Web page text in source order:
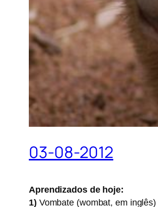
03-08-2012
Aprendizados de hoje:
1) Vombate (wombat, em inglês)